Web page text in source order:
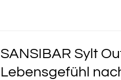
SANSIBAR Sylt
Lebensgefühl